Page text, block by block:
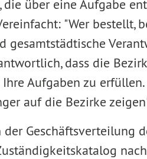
die über eine Aufgabe
"Wer bestellt,
gesamtstädtische
dass die
Ihre Aufgaben zu
auf die Bezirke
Geschäftsverteilung